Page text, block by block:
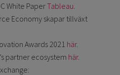
White Paper Tableau
Economy skapar tillväxt
Awards 2021 här.
partner ecosystem här.